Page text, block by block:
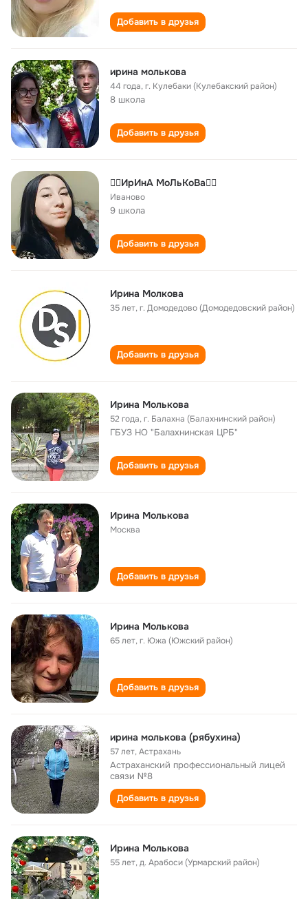
Добавить в друзья
ирина молькова
44 года,г. Кулебаки (Кулебакский район)
8 школа
Добавить в друзья
❤️‍🔥ИрИнА МоЛьКоВа❤️‍🔥
Иваново
9 школа
Добавить в друзья
Ирина Молкова
35 лет,г. Домодедово (Домодедовский район)
Добавить в друзья
Ирина Молькова
52 года,г. Балахна (Балахнинский район)
ГБУЗ НО "Балахнинская ЦРБ"
Добавить в друзья
Ирина Молькова
Москва
Добавить в друзья
Ирина Молькова
65 лет,г. Южа (Южский район)
Добавить в друзья
ирина молькова (рябухина)
57 лет,Астрахань
Астраханский профессиональный лицей
связи №8
Добавить в друзья
Ирина Молькова
55 лет,д. Арабоси (Урмарский район)